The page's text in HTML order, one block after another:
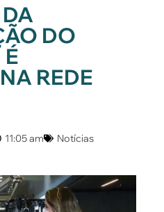
DO
REDE
11:05 am Notícias